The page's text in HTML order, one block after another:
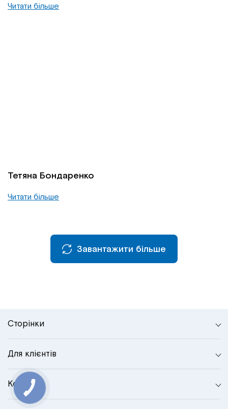
Читати більше
Тетяна Бондаренко
Читати більше
Завантажити більше
Сторінки
Для клієнтів
Контакти
КНОПКА
СВЯЗИ